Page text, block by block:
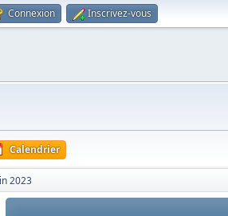
Connexion Inscrivez-vous
Calendrier
2023